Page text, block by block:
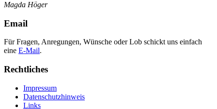
Magda Höger
Email
Für Fragen, Anregungen, Wünsche oder Lob schickt uns einfach
eine E-Mail.
Rechtliches
Impressum
Datenschutzhinweis
Links